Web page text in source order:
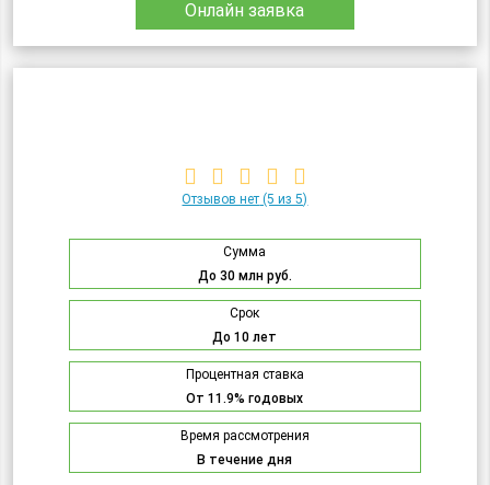
Онлайн заявка
Отзывов нет (5 из 5)
Сумма
До 30 млн руб.
Срок
До 10 лет
Процентная ставка
От 11.9% годовых
Время рассмотрения
В течение дня